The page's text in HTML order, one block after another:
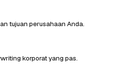
tujuan perusahaan Anda.
korporat yang pas.